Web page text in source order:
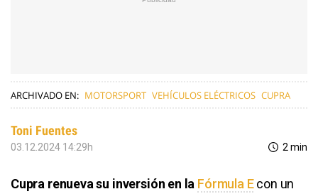
ARCHIVADO EN: MOTORSPORT VEHÍCULOS ELÉCTRICOS CUPRA
Toni Fuentes
03.12.2024 14:29h 2 min
Cupra renueva su inversión en la Fórmula Econ un